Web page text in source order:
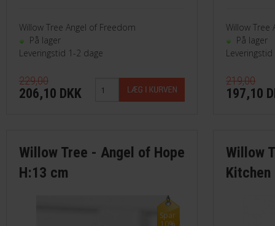
Willow Tree Angel of Freedom
På lager
Leveringstid 1-2 dage
229,00
206,10 DKK
Willow Tree - Angel of Hope
H:13 cm
Spar
10%
Willow Tree
På lager
219,00
197,10
Willow
Kitchen